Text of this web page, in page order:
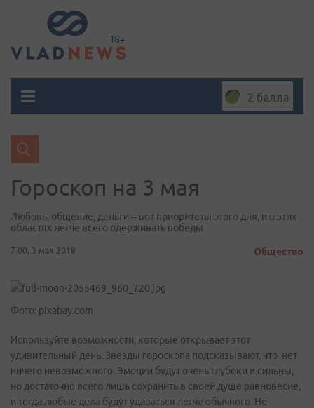
2 балла
Гороскоп на 3 мая
Любовь, общение, деньги – вот приоритеты этого дня, и в этих
областях легче всего одерживать победы
7:00, 3 мая 2018 Общество
Фото: pixabay.com
Используйте возможности, которые открывает этот
удивительный день. Звезды гороскопа подсказывают, что нет
ничего невозможного. Эмоции будут очень глубоки и сильны,
но достаточно всего лишь сохранить в своей душе равновесие,
и тогда любые дела будут удаваться легче обычного. Не